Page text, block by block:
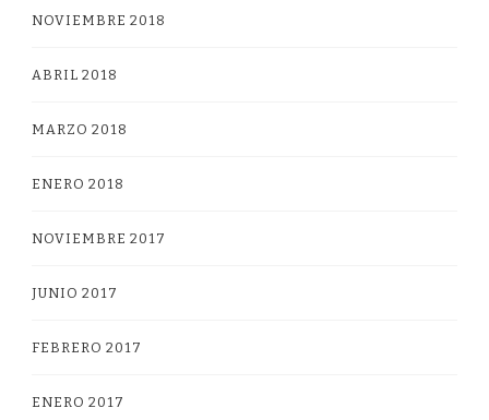
NOVIEMBRE 2018
ABRIL 2018
MARZO 2018
ENERO 2018
NOVIEMBRE 2017
JUNIO 2017
FEBRERO 2017
ENERO 2017